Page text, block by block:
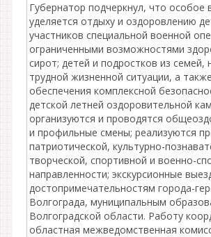
Губернатор подчеркнул, что особое
уделяется отдыху и оздоровлению
участников специальной военной
ограниченными возможностями
сирот; детей и подростков из семей,
трудной жизненной ситуации, а
обеспечения комплексной
детской летней оздоровительной
организуются и проводятся
и профильные смены; реализуются
патриотической, культурно-
творческой, спортивной и военно-
направленности; экскурсионные
достопримечательностям города-
Волгограда, муниципальным
Волгоградской области. Работу
областная межведомственная